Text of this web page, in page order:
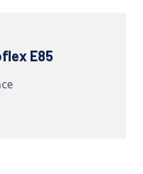
E85